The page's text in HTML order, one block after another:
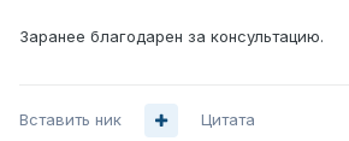
Заранее благодарен за консультацию.
Вставить ник Цитата